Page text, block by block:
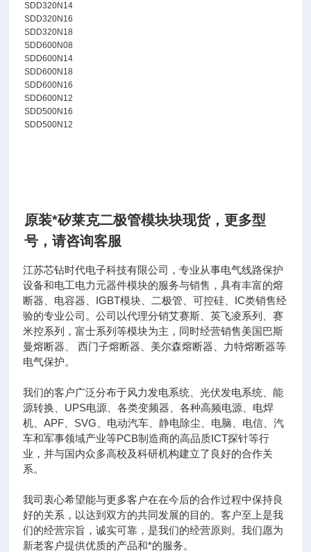
SDD320N14
SDD320N16
SDD320N18
SDD600N08
SDD600N14
SDD600N18
SDD600N16
SDD600N12
SDD500N16
SDD500N12
原装*矽莱克二极管模块块现货， 更多型
号，请咨询客服
江苏芯钻时代电子科技有限公司，专业从事电气线路保护
设备和电工电力元器件模块的服务与销售，具有丰富的熔
断器、电容器、IGBT模块、二极管、可控硅、IC类销售经
验的专业公司。公司以代理分销艾赛斯、英飞凌系列、赛
米控系列，富士系列等模块为主，同时经营销售美国巴斯
曼熔断器、 西门子熔断器、美尔森熔断器、力特熔断器等
电气保护。
我们的客户广泛分布于风力发电系统、光伏发电系统、能
源转换、UPS电源、各类变频器、各种高频电源、电焊
机、APF、SVG、电动汽车、静电除尘、电脑、电信、汽
车和军事领域产业等PCB制造商的高品质ICT探针等行
业，并与国内众多高校及科研机构建立了良好的合作关
系。
我司衷心希望能与更多客户在在今后的合作过程中保持良
好的关系，以达到双方的共同发展的目的。客户至上是我
们的经营宗旨，诚实可靠，是我们的经营原则。我们愿为
新老客户提供优质的产品和*的服务。